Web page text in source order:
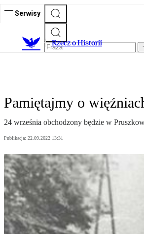
Serwisy
Rzecz o Historii
Pamiętajmy o
24 września obchodzony będzie w
Publikacja: 22.09.2022 13:31